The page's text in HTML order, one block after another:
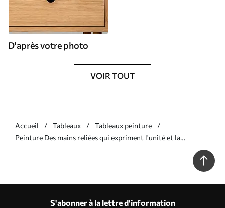
D'après votre photo
VOIR TOUT
Accueil Tableaux
Tableaux peinture
Peinture Des mains reliées qui expriment l'unité et la
S'abonner à la lettre d'information